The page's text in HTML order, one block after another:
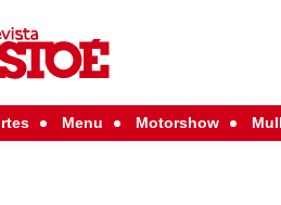
Menu Motorshow